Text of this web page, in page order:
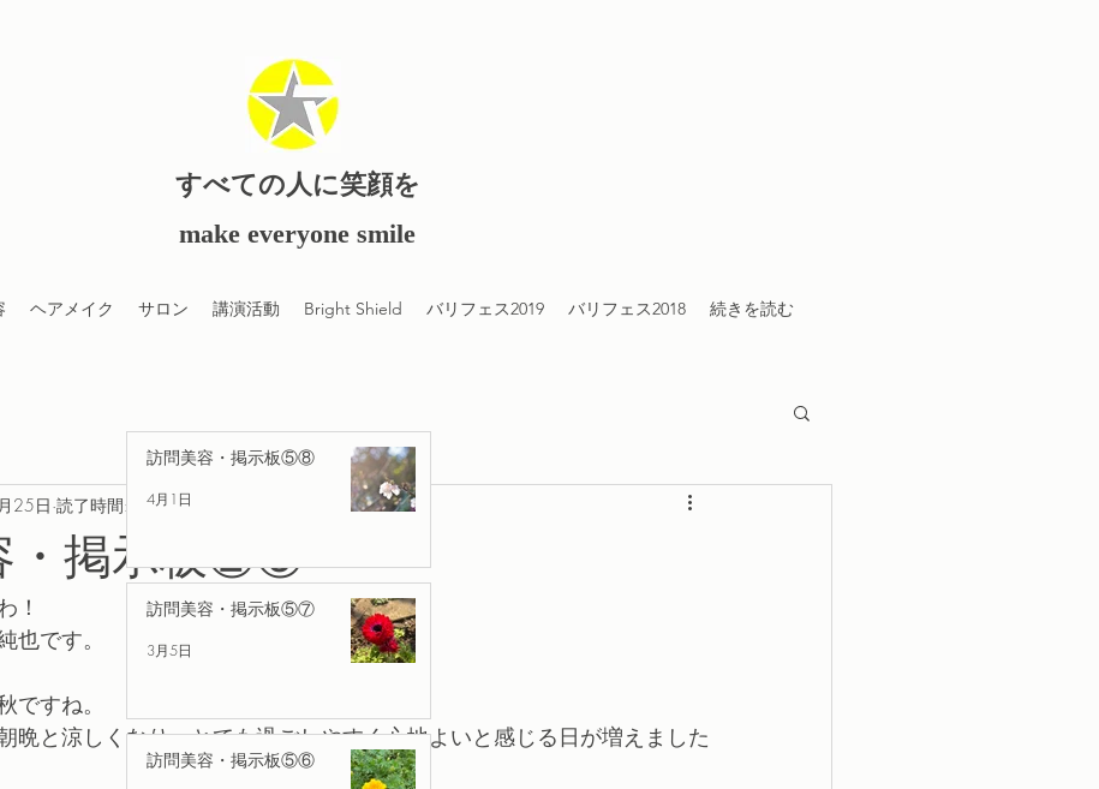
すべての人に笑顔を
​make everyone smile
ヘアメイク サロン 講演活動 Bright Shield バリフェス2019 バリフェス2018 続きを読む
・掲示板②⑨
25日 読了時間: 3分
！
也です。
ですね。
晩と涼しくなり、とても過ごしやすく心地よいと感じる日が増えました
訪問美容・掲示板⑤⑧
4月1日
訪問美容・掲示板⑤⑦
3月5日
訪問美容・掲示板⑤⑥